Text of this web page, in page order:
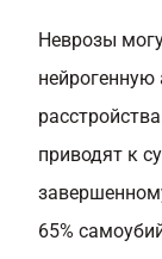
Неврозы
приводят к
65%